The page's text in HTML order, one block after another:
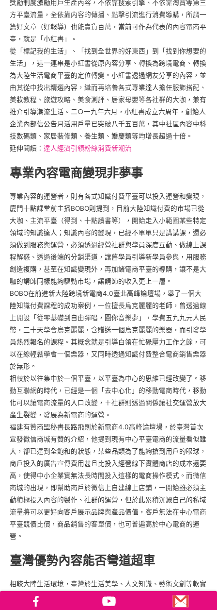
獎勵制度激勵用戶生產內容，不依靠搜索引擎、不依靠淘寶等第三
方平臺流量，全依靠内容的傳播、點擊引流進行消費導購，所謂一
篇好文章（好報導）也能賣貨百萬，當前可作為代表的內容電商平
臺，就是「小紅書」。
從「標記我的生活」、「找到全世界的好東西」到「找到你想要的
生活」，這一連串是小紅書從原內容分享、轉換為跨境電商、轉換
為大陸生活電商平臺的定位轉變。小紅書透過網友分享的內容，並
由其從中找出精選內容，繼而再培養各式專業達人擔任服飾搭配、
美妝教程、旅遊攻略、美食測評、居家母嬰等各社群的大咖，兼有
推介引導潮流生活。二○一九年六月，小紅書成立六周年，創始人
企業內部信公告月活用戶量已突破八千五百萬，其中社區內容中科
技數碼類、家居裝修類、養生類、婚慶類等均增長超過十倍。
延伸閱讀： 達人經濟引領粉絲消費新潮流
專業內容電商變現非夢事
專業內容的運營者，則有各式知識付費平臺可以投入運營和變現，
廈門十點課堂前主播BOBO則提到，目前大陸知識付費的市場已從
大咖、主流平臺（得到、十點讀書等），開始走入小範圍某些特定
領域的知識達人；知識內容的變現，已經不單單只是講講課，還必
須做到服務與運營，必須透過經營社群與學員深度互動、做線上課
程解惑、透過後端的分銷渠道，讓舊學員引導新學員參與，用服務
創造複購，甚至在知識變現外，再加諸電商平臺的導購，讓不是大
咖的講師同樣能夠驅動市場，讓講師的收入更上一層。
BOBO在前進新大陸跨境新電商4.0臺北高峰論壇場，舉了一個大
陸知識付費課程的成功案例，一位擅長烏克麗麗的老師，曾透過線
上開設「從零基礎到自由彈唱，圓你音樂夢」，學費五九九元人民
幣，三十天學會烏克麗麗，含贈送一個烏克麗麗的樂器，而引發學
員熱烈報名的課程。其概念就是引導白領在忙碌壓力工作之餘，可
以在線輕鬆學會一個樂器，又同時透過知識付費整合電商銷售樂器
於無形。
相較於以往集中於一個平臺，以平臺為中心的思維已經改變了。移
動互聯網的時代，已經是一個「去中心化」的移動電商時代，移動
化可以讓電商流量的入口改變，＋社群則透過關係讓社交運營放大
產生裂變，發展為新電商的運營。
福建有贊商盟秘書長路飛則於新電商4.0高峰論壇場，於臺灣首次
宣發微信商城有贊的介紹，他提到現有中心平臺電商的流量看似雖
大，卻已達到全飽和的狀態，某些品類為了能夠搶到用戶的眼球，
商戶投入的廣告宣傳費用甚且比投入經營線下實體商店的成本還要
高，使得中小企業實無法長時間投入這樣的電商操作模式。而微信
商城的出現，即幫助商戶於微信上自建線上店鋪，一開始雖必須主
動積極投入內容的製作、社群的運營，但於此累積沉澱自己的私域
流量將可以更好向客戶展示品牌與產品價值，客戶無法在中心電商
平臺競價比價，商品銷售的客單價，也可普遍高於中心電商的運
營。
臺灣優勢內容能否彎道超車
相較大陸生活環境，臺灣於生活美學、人文知識、藝術文創等軟實
力仍具有優勢。例如，咖啡師、花藝師、書法老師、心理諮商師、
職能治療師、營養師、烘焙師、寵物照顧等，都屬具有專業知識領